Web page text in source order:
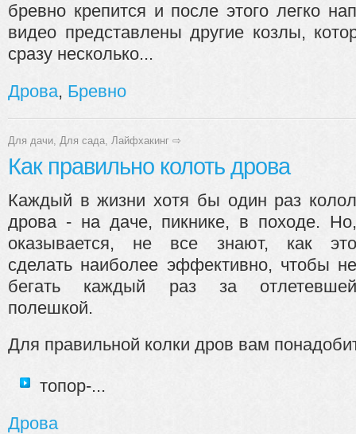
бревно крепится и после этого легко
видео представлены другие козлы,
сразу несколько...
Дрова, Бревно
Для дачи Для сада Лайфхакинг ⇨
Как правильно колоть дрова
Каждый в жизни хотя бы один раз колол
дрова - на даче, пикнике, в походе. Но,
оказывается, не все знают, как это
сделать наиболее эффективно, чтобы не
бегать каждый раз за отлетевшей
полешкой.
Для правильной колки дров вам
топор-...
Дрова